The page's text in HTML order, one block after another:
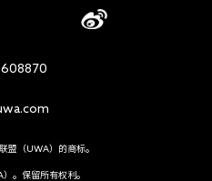
盟（UWA）的商标。
。保留所有权利。